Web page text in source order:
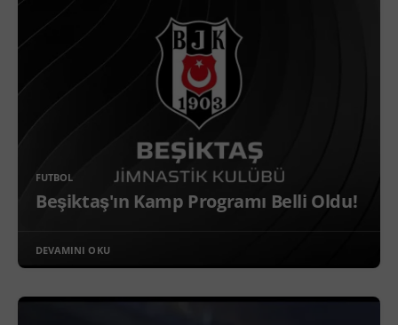
FUTBOL
Beşiktaş'ın Kamp Programı Belli Oldu!
DEVAMINI OKU